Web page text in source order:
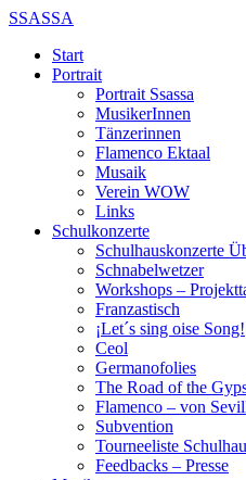
SSASSA
Start
Portrait
Portrait Ssassa
MusikerInnen
Tänzerinnen
Flamenco Ektaal
Musaik
Verein WOW
Links
Schulkonzerte
Schulhauskonzerte
Schnabelwetzer
Workshops –
Franzastisch
¡Let´s sing oise Song!
Ceol
Germanofolies
The Road of the
Flamenco – von
Subvention
Tourneeliste
Feedbacks – Presse